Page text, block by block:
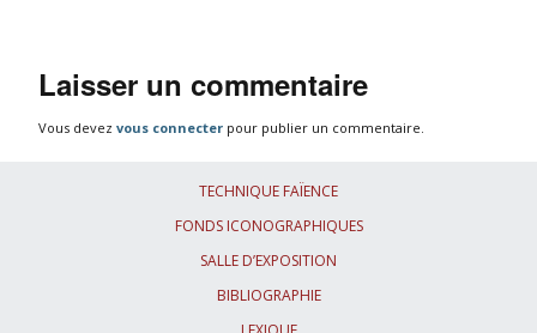
Laisser un commentaire
Vous devez vous connecter pour publier un commentaire.
TECHNIQUE FAÏENCE
FONDS ICONOGRAPHIQUES
SALLE D’EXPOSITION
BIBLIOGRAPHIE